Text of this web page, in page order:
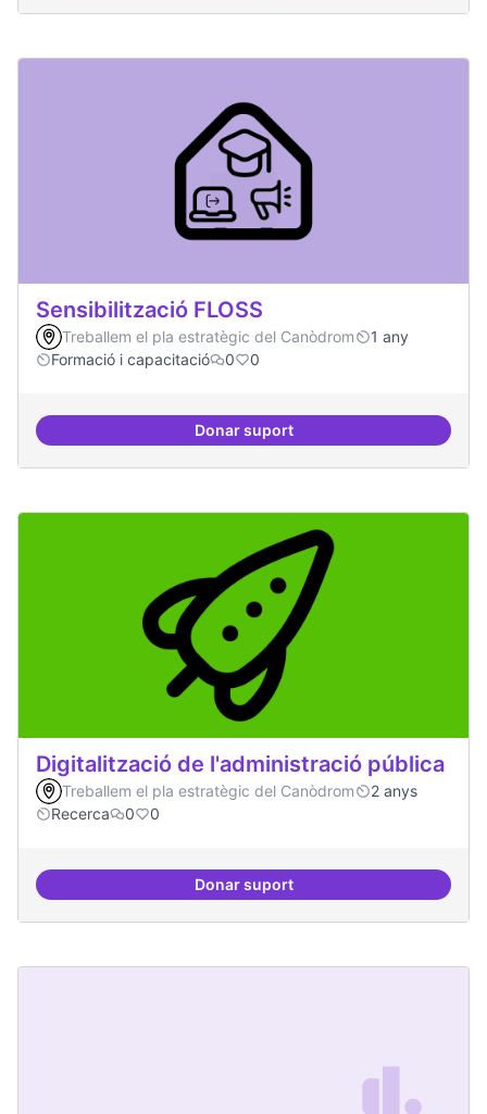
Sensibilització FLOSS
Treballem el pla estratègic del Canòdrom
1 any
Formació i capacitació
0 0
Donar suportSensibilització FLOSS
Digitalització de l'administració pública
Treballem el pla estratègic del Canòdrom
2 anys
Recerca
0 0
Donar suportDigitalització de l'administració